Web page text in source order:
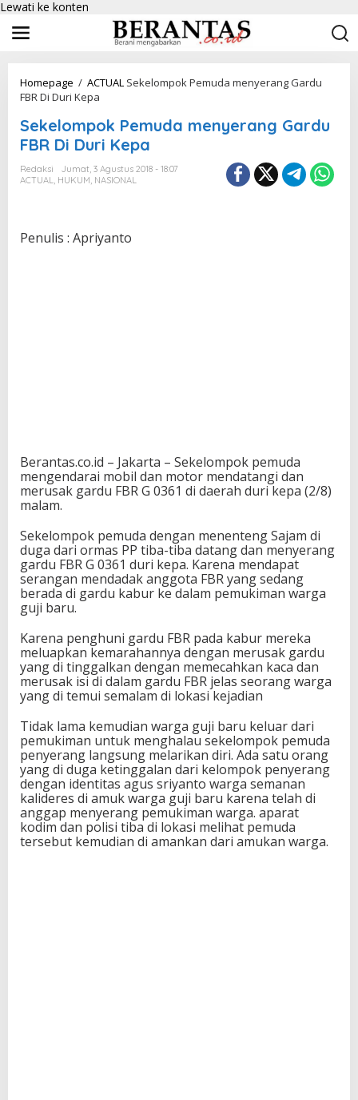
Lewati ke konten
Homepage / ACTUAL Sekelompok Pemuda menyerang Gardu
FBR Di Duri Kepa
Sekelompok Pemuda menyerang Gardu
FBR Di Duri Kepa
Redaksi
Jumat, 3 Agustus 2018 - 18:07
ACTUAL, HUKUM, NASIONAL
Penulis : Apriyanto
Berantas.co.id – Jakarta – Sekelompok pemuda
mengendarai mobil dan motor mendatangi dan
merusak gardu FBR G 0361 di daerah duri kepa (2/8)
malam.
Sekelompok pemuda dengan menenteng Sajam di
duga dari ormas PP tiba-tiba datang dan menyerang
gardu FBR G 0361 duri kepa. Karena mendapat
serangan mendadak anggota FBR yang sedang
berada di gardu kabur ke dalam pemukiman warga
guji baru.
Karena penghuni gardu FBR pada kabur mereka
meluapkan kemarahannya dengan merusak gardu
yang di tinggalkan dengan memecahkan kaca dan
merusak isi di dalam gardu FBR jelas seorang warga
yang di temui semalam di lokasi kejadian
Tidak lama kemudian warga guji baru keluar dari
pemukiman untuk menghalau sekelompok pemuda
penyerang langsung melarikan diri. Ada satu orang
yang di duga ketinggalan dari kelompok penyerang
dengan identitas agus sriyanto warga semanan
kalideres di amuk warga guji baru karena telah di
anggap menyerang pemukiman warga. aparat
kodim dan polisi tiba di lokasi melihat pemuda
tersebut kemudian di amankan dari amukan warga.